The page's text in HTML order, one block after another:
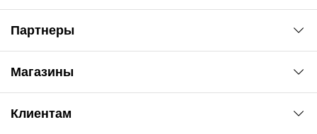
Магазины
ул. Рабочая, 2-а
Клиентам
Партнеры